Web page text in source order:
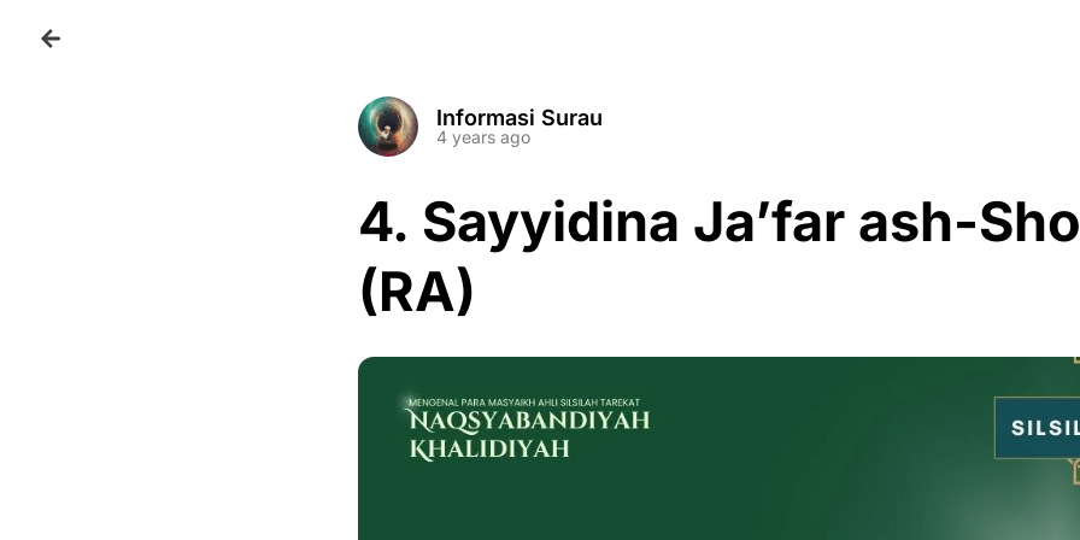
Informasi Surau
4 years ago
4. Sayyidina Ja’far ash-
(RA)